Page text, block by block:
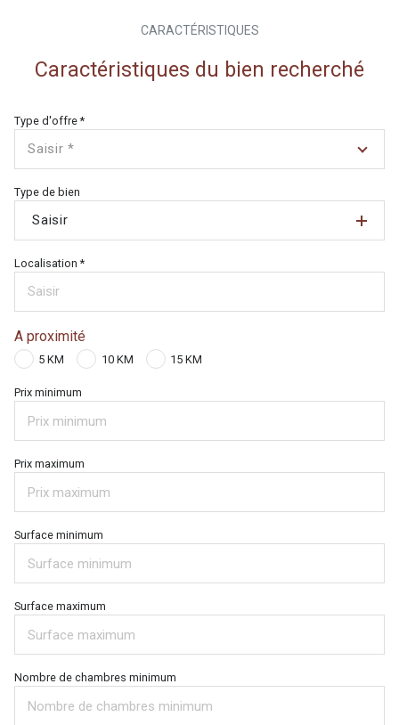
CARACTÉRISTIQUES
Caractéristiques du bien recherché
Type d'offre *
Saisir *
Type de bien
Saisir
Localisation *
A proximité
5 KM 10 KM 15 KM
Prix minimum
Prix maximum
Surface minimum
Surface maximum
Nombre de chambres minimum